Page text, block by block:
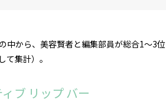
中から、美容賢者と編集部員が総合1～3位
集計）。
ブ リップ バー